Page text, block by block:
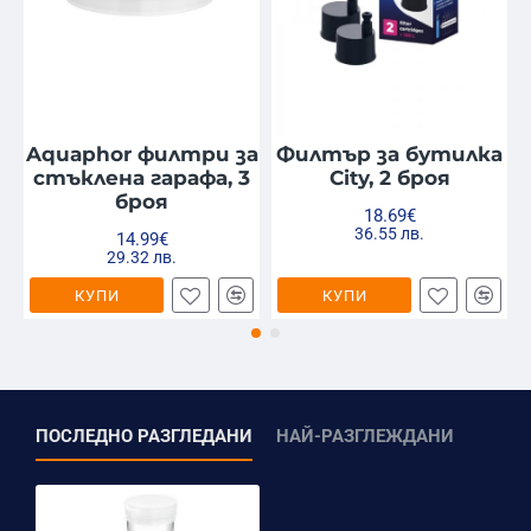
да (без капак и
филтър)
Лесна и безопасна смяна на филтъра
Побира се удобно в хладилника
Запазва естествените минерали във водата
Екологичен материал с дълъг живот
Aquaphor филтри за
стъклена гарафа, 3
броя
14.99€
29.32 лв.
КУПИ
Филтър за бутилка
City, 2 броя
18.69€
36.55 лв.
КУПИ
ПОСЛЕДНО РАЗГЛЕДАНИ НАЙ-РАЗГЛЕЖДАНИ